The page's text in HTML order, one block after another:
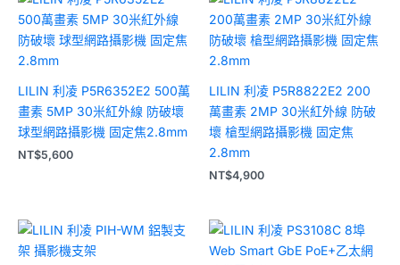
LILIN 利凌 P5R6352E2 500萬
畫素 5MP 30米紅外線 防破壞
球型網路攝影機 固定焦2.8mm
NT$5,600
LILIN 利凌 P5R8822E2 200
萬畫素 2MP 30米紅外線 防破
壞 槍型網路攝影機 固定焦
2.8mm
NT$4,900